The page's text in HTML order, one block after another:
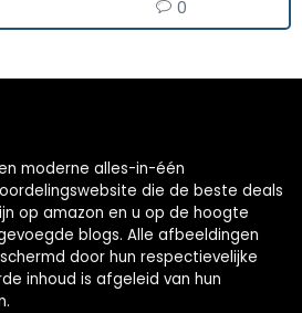
0
moderne alles-in-één
die de beste deals
op amazon en u op de hoogte
blogs. Alle afbeeldingen
door hun respectievelijke
inhoud is afgeleid van hun